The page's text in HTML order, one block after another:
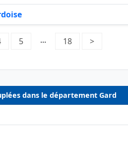
Page 4
5 Page 5
... 18 Page 18
>
dans le département Gard